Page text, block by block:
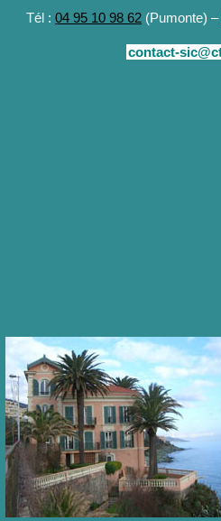
Tél : 04 95 10 98 62 (Pumonte) –
contact-